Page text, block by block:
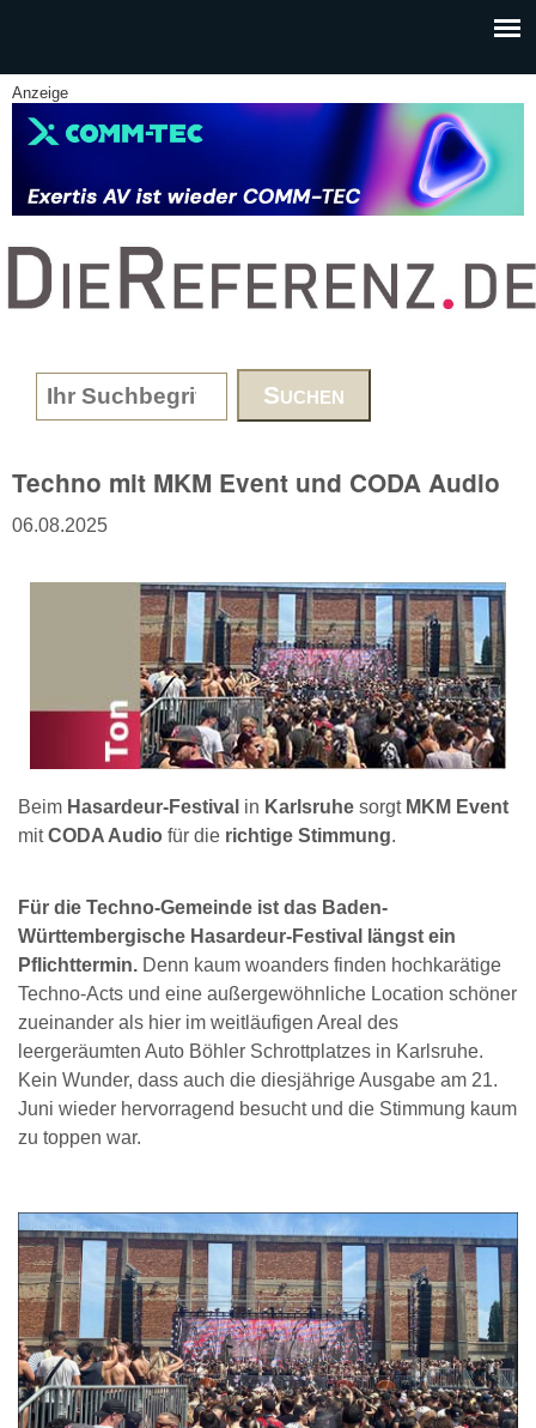
Anzeige
www.DieReferenz.de
Search form
Techno mit MKM Event und CODA Audio
06.08.2025
Beim Hasardeur-Festival in Karlsruhe sorgtMKM Event
mitCODA Audio für die richtige Stimmung.
Für die Techno-Gemeinde ist das Baden-
Württembergische Hasardeur-Festival längst ein
Pflichttermin. Denn kaum woanders finden hochkarätige
Techno-Acts und eine außergewöhnliche Location schöner
zueinander als hier im weitläufigen Areal des
leergeräumten Auto Böhler Schrottplatzes in Karlsruhe.
Kein Wunder, dass auch die diesjährige Ausgabe am 21.
Juni wieder hervorragend besucht und die Stimmung kaum
zu toppen war.